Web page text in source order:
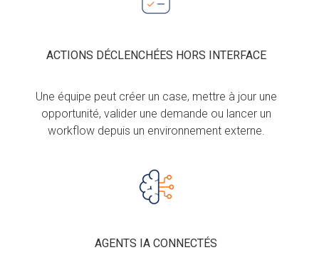
ACTIONS DÉCLENCHÉES HORS INTERFACE
Une équipe peut créer un case, mettre à jour une
opportunité, valider une demande ou lancer un
workflow depuis un environnement externe.
AGENTS IA CONNECTÉS